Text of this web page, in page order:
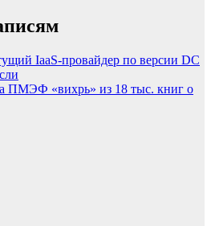
IaaS-провайдер по версии DC
ПМЭФ «вихрь» из 18 тыс. книг о